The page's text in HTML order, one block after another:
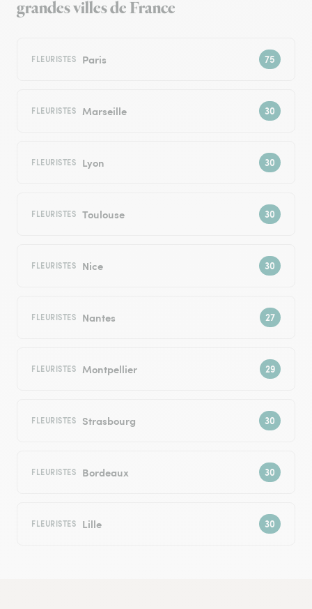
grandes villes de France
FLEURISTES Paris
FLEURISTES Marseille
FLEURISTES Lyon
FLEURISTES Toulouse
FLEURISTES Nice
FLEURISTES Nantes
FLEURISTES Montpellier
FLEURISTES Strasbourg
FLEURISTES Bordeaux
FLEURISTES Lille